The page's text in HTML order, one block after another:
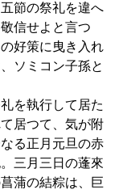
節の祭礼を違へ
信せよと言つ
好策に曳き入れ
ソミコン子孫と
を執行して居た
居つて、気が附
る正月元旦の赤
三月三日の蓬來
蒲の結粽は、巨